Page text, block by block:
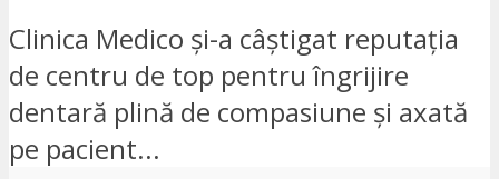
Clinica Medico și-a câștigat reputația
de centru de top pentru îngrijire
dentară plină de compasiune și axată
pe pacient...